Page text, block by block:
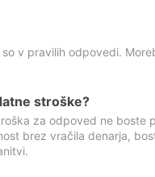
v pravilih odpovedi.
stroške?
za odpoved ne boste
brez vračila denarja,